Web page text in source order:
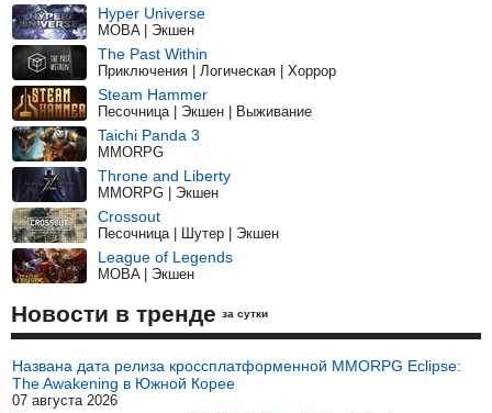
Hyper Universe
MOBA | Экшен
The Past Within
Приключения | Логическая | Хоррор
Steam Hammer
Песочница | Экшен | Выживание
Taichi Panda 3
MMORPG
Throne and Liberty
MMORPG | Экшен
Crossout
Песочница | Шутер | Экшен
League of Legends
MOBA | Экшен
Новости в тренде за сутки
Названа дата релиза кроссплатформенной MMORPG Eclipse:
The Awakening в Южной Корее
07 августа 2026